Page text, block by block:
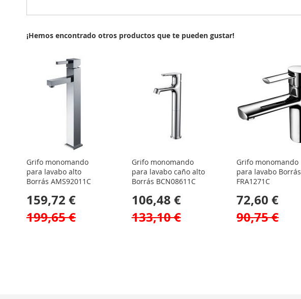
¡Hemos encontrado otros productos que te pueden gustar!
Grifo monomando
para lavabo alto
Borrás AMS92011C
159,72 €
199,65 €
Grifo monomando
para lavabo caño alto
Borrás BCN08611C
106,48 €
133,10 €
Grifo monomando
para lavabo Borrás
FRA1271C
72,60 €
90,75 €